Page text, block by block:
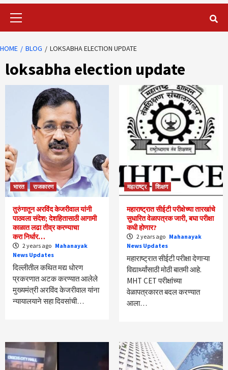
HOME BLOG LOKSABHA ELECTION UPDATE
loksabha election update
भारत राजकारण
तुरुंगातून अरविंद केजरीवाल यांनी
पाठवला संदेश; देशहितासाठी आगामी
काळात लढा तीव्र करण्याचा
करा निर्धार…
2 years ago Mahanayak
News Updates
दिल्लीतील कथित मद्य धोरण
प्रकरणात अटक करण्यात आलेले
मुख्यमंत्री अरविंद केजरीवाल यांना
न्यायालयाने सहा दिवसांची…
महाराष्ट्र शिक्षण
महाराष्ट्रात सीईटी परीक्षेच्या तारखांचे
सुधारित वेळापत्रक जारी, बघा परीक्षा
कधी होणार?
2 years ago Mahanayak
News Updates
महाराष्ट्रात सीईटी परीक्षा देणाऱ्या
विद्यार्थ्यांसाठी मोठी बातमी आहे.
MHT CET परीक्षांच्या
वेळापत्रकारत बदल करण्यात
आला…